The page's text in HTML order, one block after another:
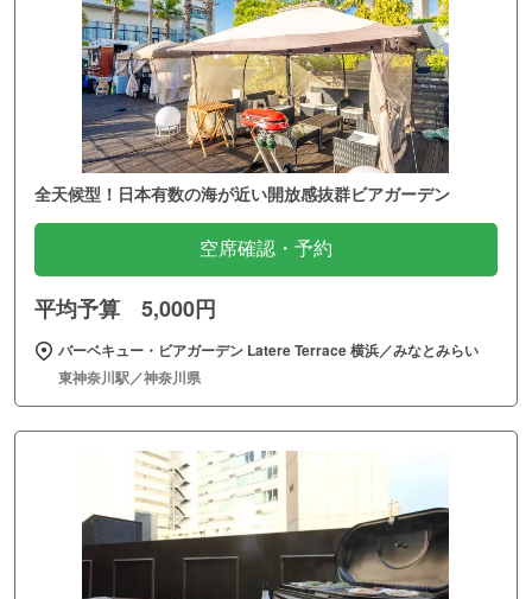
全天候型！日本有数の海が近い開放感抜群ビアガーデン
空席確認・予約
平均予算 5,000円
バーベキュー・ビアガーデン Latere Terrace 横浜／みなとみらい
東神奈川駅／神奈川県